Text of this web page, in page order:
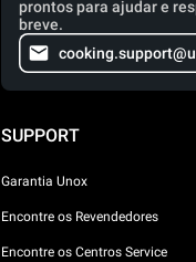
prontos para ajudar e
breve.
SUPPORT
Garantia Unox
Encontre os Revendedores
Encontre os Centros Service